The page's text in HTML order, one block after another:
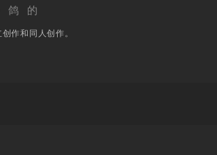
鸽的
作和同人创作。